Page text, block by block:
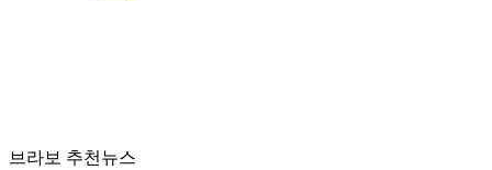
브라보 추천뉴스